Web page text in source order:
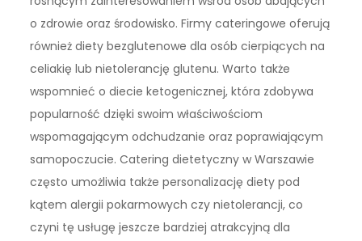
o zdrowie oraz środowisko. Firmy cateringowe oferują
również diety bezglutenowe dla osób cierpiących na
celiakię lub nietolerancję glutenu. Warto także
wspomnieć o diecie ketogenicznej, która zdobywa
popularność dzięki swoim właściwościom
wspomagającym odchudzanie oraz poprawiającym
samopoczucie. Catering dietetyczny w Warszawie
często umożliwia także personalizację diety pod
kątem alergii pokarmowych czy nietolerancji, co
czyni tę usługę jeszcze bardziej atrakcyjną dla